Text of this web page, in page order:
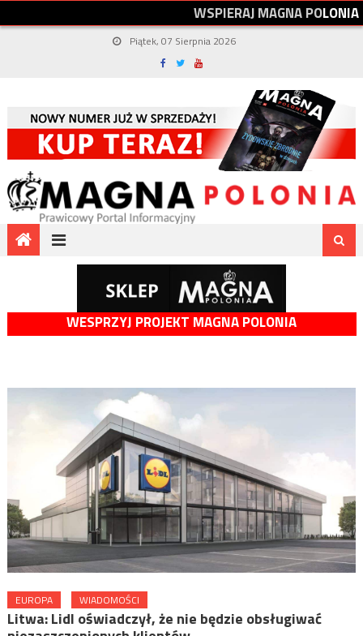
WSPIERAJMAGNAPOLONIA
Piątek, 07 Sierpnia 2026
WESPRZYJ PROJEKT MAGNA POLONIA
EUROPA WIADOMOŚCI
Litwa: Lidl oświadczył, że nie będzie obsługiwać